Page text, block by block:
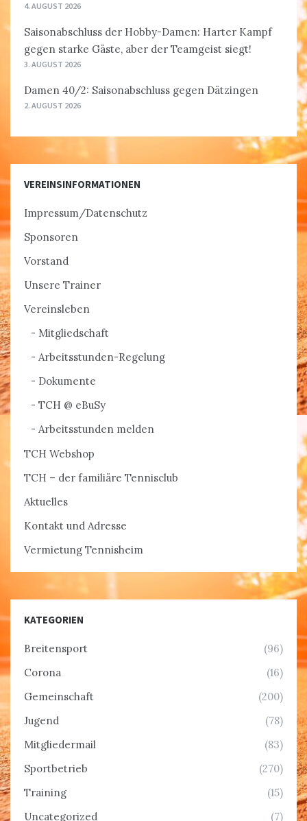
4. AUGUST 2026
Saisonabschluss der Hobby-Damen: Harter Kampf
gegen starke Gäste, aber der Teamgeist siegt!
3. AUGUST 2026
Damen 40/2: Saisonabschluss gegen Dätzingen
2. AUGUST 2026
VEREINSINFORMATIONEN
Impressum/Datenschutz
Sponsoren
Vorstand
Unsere Trainer
Vereinsleben
Mitgliedschaft
Arbeitsstunden-Regelung
Dokumente
TCH @ eBuSy
Arbeitsstunden melden
TCH Webshop
TCH – der familiäre Tennisclub
Aktuelles
Kontakt und Adresse
Vermietung Tennisheim
KATEGORIEN
Breitensport
(96)
Corona
(16)
Gemeinschaft
(200)
Jugend
(78)
Mitgliedermail
(83)
Sportbetrieb
(270)
Training
(15)
Uncategorized
(7)